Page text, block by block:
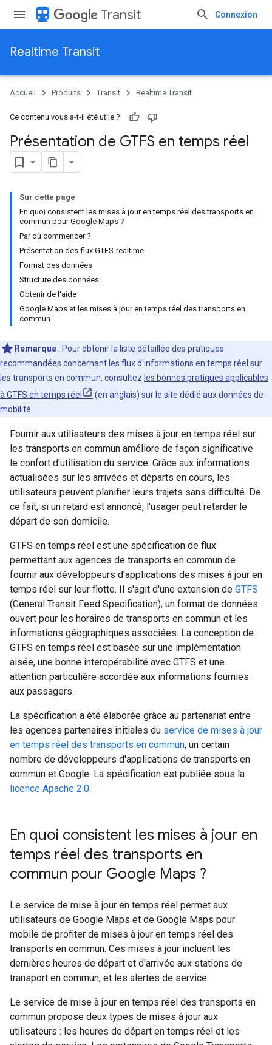
directions_transit Transit Connexion
Realtime Transit
Accueil Produits Transit Realtime Transit
Ce contenu vous a-t-il été utile ?
Présentation de GTFS en temps réel
Sur cette page
En quoi consistent les mises à jour en temps réel des transports en
commun pour Google Maps ?
Par où commencer ?
Présentation des flux GTFS-realtime
Format des données
Structure des données
Obtenir de l'aide
Google Maps et les mises à jour en temps réel des transports en
commun
Remarque : Pour obtenir la liste détaillée des pratiques
recommandées concernant les flux d'informations en temps réel sur
les transports en commun, consultez les bonnes pratiques applicables
à GTFS en temps réel
(en anglais) sur le site dédié aux données de
mobilité.
Fournir aux utilisateurs des mises à jour en temps réel sur
les transports en commun améliore de façon significative
le confort d'utilisation du service. Grâce aux informations
actualisées sur les arrivées et départs en cours, les
utilisateurs peuvent planifier leurs trajets sans difficulté. De
ce fait, si un retard est annoncé, l'usager peut retarder le
départ de son domicile.
GTFS en temps réel est une spécification de flux
permettant aux agences de transports en commun de
fournir aux développeurs d'applications des mises à jour en
temps réel sur leur flotte. Il s'agit d'une extension de GTFS
(General Transit Feed Specification), un format de données
ouvert pour les horaires de transports en commun et les
informations géographiques associées. La conception de
GTFS en temps réel est basée sur une implémentation
aisée, une bonne interopérabilité avec GTFS et une
attention particulière accordée aux informations fournies
aux passagers.
La spécification a été élaborée grâce au partenariat entre
les agences partenaires initiales du service de mises à jour
en temps réel des transports en commun, un certain
nombre de développeurs d'applications de transports en
commun et Google. La spécification est publiée sous la
licence Apache 2.0.
En quoi consistent les mises à jour en
temps réel des transports en
commun pour Google Maps ?
Le service de mise à jour en temps réel permet aux
utilisateurs de Google Maps et de Google Maps pour
mobile de profiter de mises à jour en temps réel des
transports en commun. Ces mises à jour incluent les
dernières heures de départ et d'arrivée aux stations de
transport en commun, et les alertes de service.
Le service de mise à jour en temps réel des transports en
commun propose deux types de mises à jour aux
utilisateurs : les heures de départ en temps réel et les